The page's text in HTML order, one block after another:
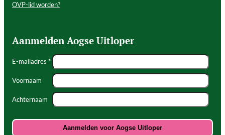
OVP-lid worden?
Aanmelden Aogse Uitloper
E-mailadres *
Voornaam
Achternaam